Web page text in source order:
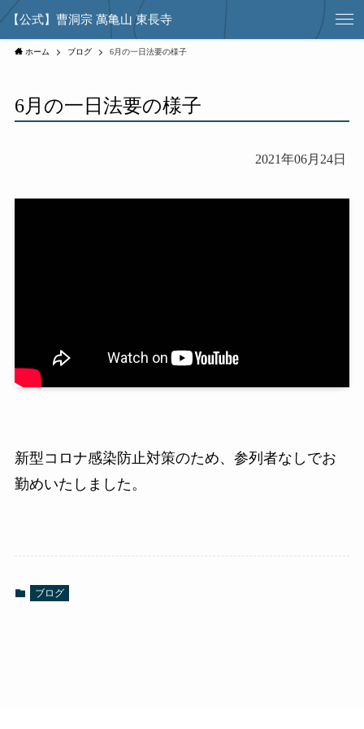
【公式】曹洞宗 萬亀山 東長寺
ホーム ブログ 6月の一日法要の様子
6月の一日法要の様子
2021年06月24日
新型コロナ感染防止対策のため、参列者なしでお
勤めいたしました。
ブログ